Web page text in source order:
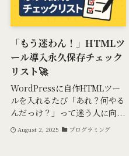
「もう迷わん！」HTMLツ
ール導入永久保存チェック
リスト🚀
WordPressに自作HTMLツー
ルを入れるたび「あれ？何やる
んだっけ？」って迷う人に向...
August 2, 2025 プログラミング